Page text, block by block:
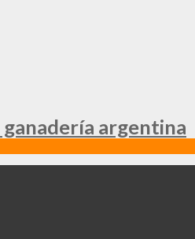
argentina